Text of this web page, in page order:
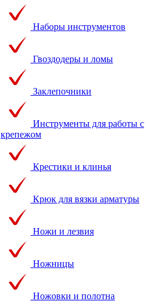
Наборы инструментов
Гвоздодеры и ломы
Заклепочники
Инструменты для работы с
крепежом
Крестики и клинья
Крюк для вязки арматуры
Ножи и лезвия
Ножницы
Ножовки и полотна